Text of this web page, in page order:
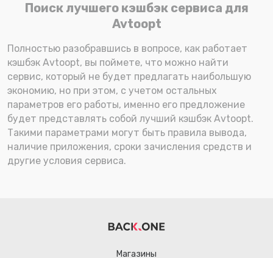
Поиск лучшего кэшбэк сервиса для
Avtoopt
Полностью разобравшись в вопросе, как работает
кэшбэк Avtoopt, вы поймете, что можно найти
сервис, который не будет предлагать наибольшую
экономию, но при этом, с учетом остальных
параметров его работы, именно его предложение
будет представлять собой лучший кэшбэк Avtoopt.
Такими параметрами могут быть правила вывода,
наличие приложения, сроки зачисления средств и
другие условия сервиса.
Магазины